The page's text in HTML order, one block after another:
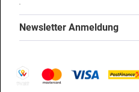
Newsletter Anmeldung